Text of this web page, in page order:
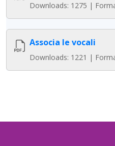
Downloads: 1275 |
Associa le vocali
Downloads: 1221 |